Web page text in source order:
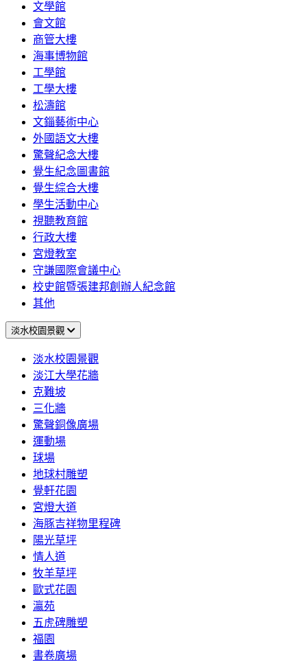
文學館
會文館
商管大樓
海事博物館
工學館
工學大樓
松濤館
文錙藝術中心
外國語文大樓
驚聲紀念大樓
覺生紀念圖書館
覺生綜合大樓
學生活動中心
視聽教育館
行政大樓
宮燈教室
守謙國際會議中心
校史館暨張建邦創辦人紀念館
其他
淡水校園景觀
淡水校園景觀
淡江大學花牆
克難坡
三化牆
驚聲銅像廣場
運動場
球場
地球村雕塑
覺軒花園
宮燈大道
海豚吉祥物里程碑
陽光草坪
情人道
牧羊草坪
歐式花園
瀛苑
五虎碑雕塑
福園
書卷廣場